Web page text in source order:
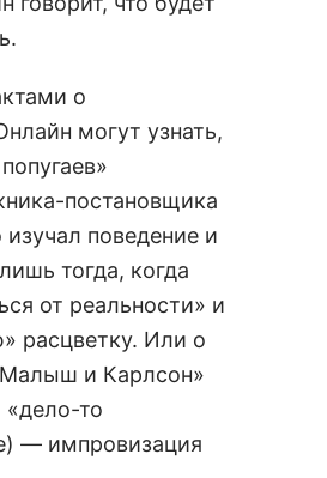
о
могут узнать,
постановщика
поведение и
тогда, когда
от реальности» и
расцветку. Или о
и Карлсон»
«дело-то
— импровизация